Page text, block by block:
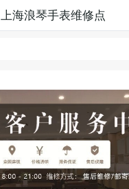
上海浪琴手表维修点